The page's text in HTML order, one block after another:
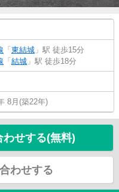
「 東結城 」駅 徒歩15分
「 結城 」駅 徒歩18分
8月(築22年)
せする(無料)
わせする